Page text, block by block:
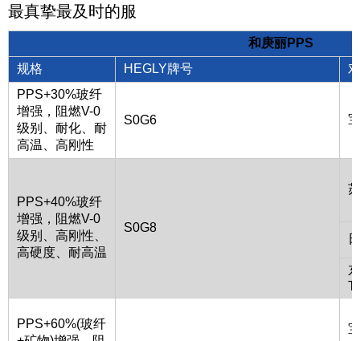
最真挚最及时的服
和庚丽PPS
规格
HEGLY牌号
PPS+30%玻纤
增强，阻燃V-0
级别、耐化、耐
高温、高刚性
S0G6
PPS+40%玻纤
增强，阻燃V-0
级别、高刚性、
高硬度、耐高温
S0G8
PPS+60%(玻纤